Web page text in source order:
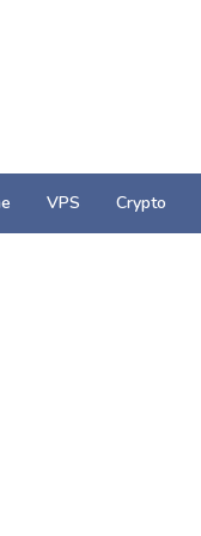
VPS Crypto